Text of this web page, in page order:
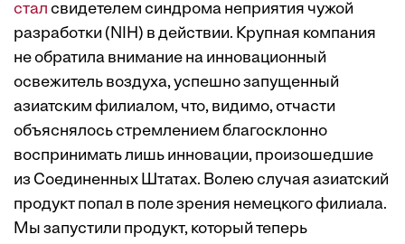
стал свидетелем синдрома неприятия чужой
разработки (NIH) в действии. Крупная компания
не обратила внимание на инновационный
освежитель воздуха, успешно запущенный
азиатским филиалом, что, видимо, отчасти
объяснялось стремлением благосклонно
воспринимать лишь инновации, произошедшие
из Соединенных Штатах. Волею случая азиатский
продукт попал в поле зрения немецкого филиала.
Мы запустили продукт, который теперь